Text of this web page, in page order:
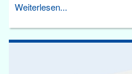
Weiterlesen...